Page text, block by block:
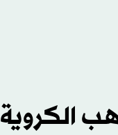
الكروية